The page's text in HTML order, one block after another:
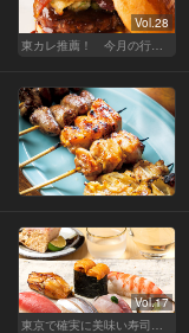
Vol.28
東カレ推薦！ 今月の行くべき店
Vol.17